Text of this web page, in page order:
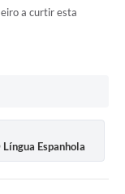
a curtir esta
Espanhola